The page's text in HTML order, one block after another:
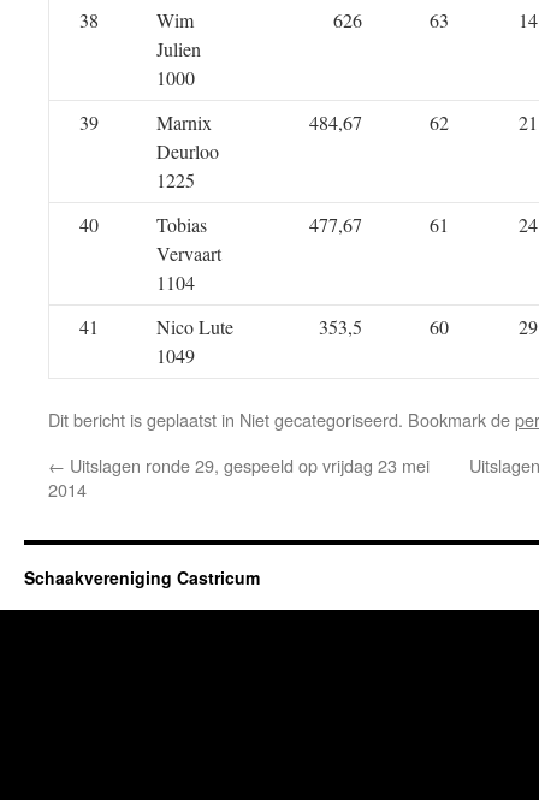
38
Wim
Julien
1000
626 63 14
39
Marnix
Deurloo
1225
484,67 62 21
40
Tobias
Vervaart
1104
477,67 61 24
41
Nico Lute
1049
353,5 60 29
Dit bericht is geplaatst in Niet gecategoriseerd. Bookmark de
← Uitslagen ronde 29, gespeeld op vrijdag 23 mei
2014
Schaakvereniging Castricum